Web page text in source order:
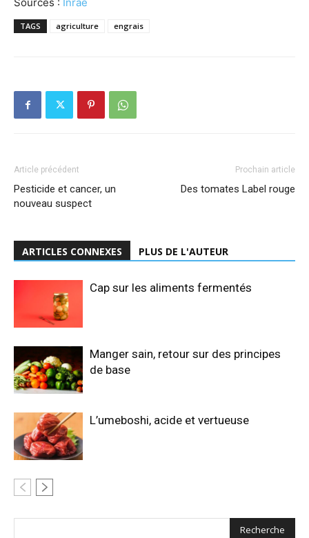
TAGS agriculture engrais
Article précédent
Pesticide et cancer, un
nouveau suspect
Prochain article
Des tomates Label rouge
ARTICLES CONNEXES PLUS DE L'AUTEUR
Cap sur les aliments fermentés
Manger sain, retour sur des principes
de base
L’umeboshi, acide et vertueuse